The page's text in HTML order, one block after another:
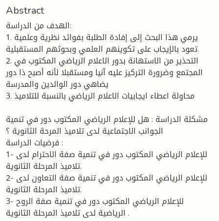
Abstract
الهدف من الدراسة:
1. يرمي هذا البحث إلى إفادة الطلبة بفوائد نظرية وعلمية
تعود بالإيجاب على تكوينهم العلمي وبحوثهم المستقبلية.
2. التحذير من الاستهانة بدور الاعلام الرياضي المكتوب في
المجتمع وضرورة التركيز عليه آنيا ومستقبلا لأنه أصبح ذا دور
يضاهي دور الوالدين والمدرسة
3. محاولة اعطاء ايجابيات الاعلام الرياضي بالنسبة للتلاميذ
مشكلة الدراسة : هل للإعلام الرياضي المكتوب دور في تنمية
الجوانب الاجتماعية لدى تلاميذ المرحة الثانوية ؟
فرضيات الدراسة :
1- للإعلام الرياضي المكتوب دور في تنمية صفة الاحترام لدى
تلاميذ المرحلة الثانوية.
2- للإعلام الرياضي المكتوب دور في تنمية صفة التعاون لدى
تلاميذ المرحلة الثانوية.
3- للإعلام الرياضي المكتوب دور في تنمية صفة الروح
الرياضية لدى تلاميذ المرحلة الثانوية .